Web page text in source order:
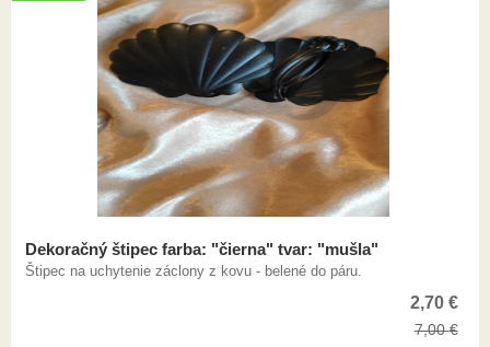
Dekoračný štipec farba: "čierna" tvar: "mušla"
Štipec na uchytenie záclony z kovu - belené do páru.
2,70 €
7,00€